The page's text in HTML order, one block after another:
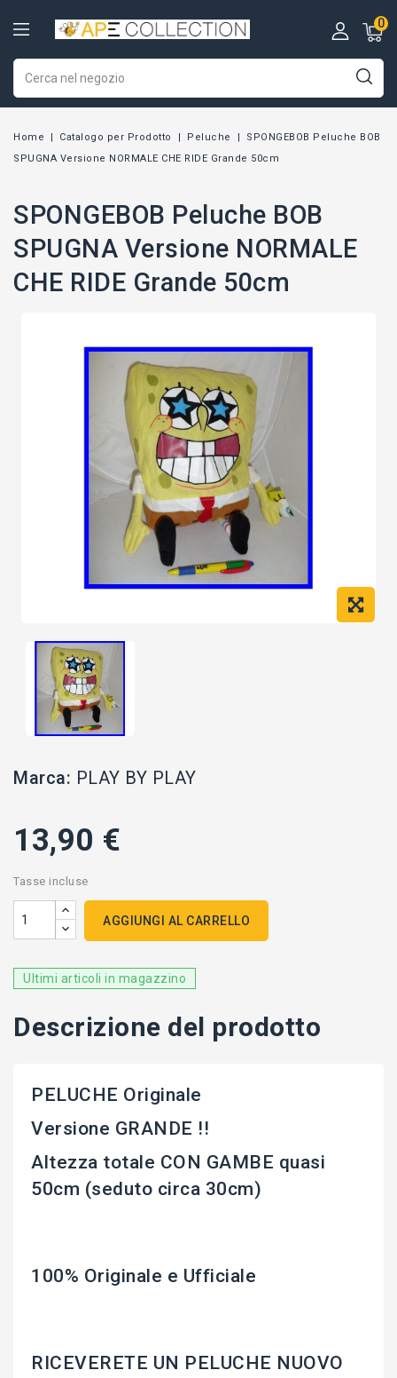
0
Home Catalogo per Prodotto Peluche
SPONGEBOB Peluche BOB
SPUGNA Versione NORMALE CHE RIDE Grande 50cm
SPONGEBOB Peluche BOB
SPUGNA Versione NORMALE
CHE RIDE Grande 50cm
Marca: PLAY BY PLAY
13,90 €
Tasse incluse
AGGIUNGI AL CARRELLO
Ultimi articoli in magazzino
Descrizione del prodotto
PELUCHE Originale
Versione GRANDE !!
Altezza totale CON GAMBE quasi
50cm (seduto circa 30cm)
100% Originale e Ufficiale
RICEVERETE UN PELUCHE NUOVO